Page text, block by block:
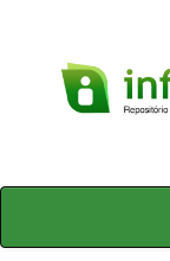
Skip